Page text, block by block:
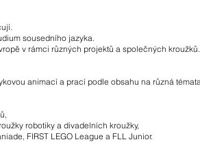
sousedního jazyka.
v rámci různých projektů a společných kroužků.
animací a prací podle obsahu na různá
robotiky a divadelních kroužky,
FIRST LEGO League a FLL Junior.